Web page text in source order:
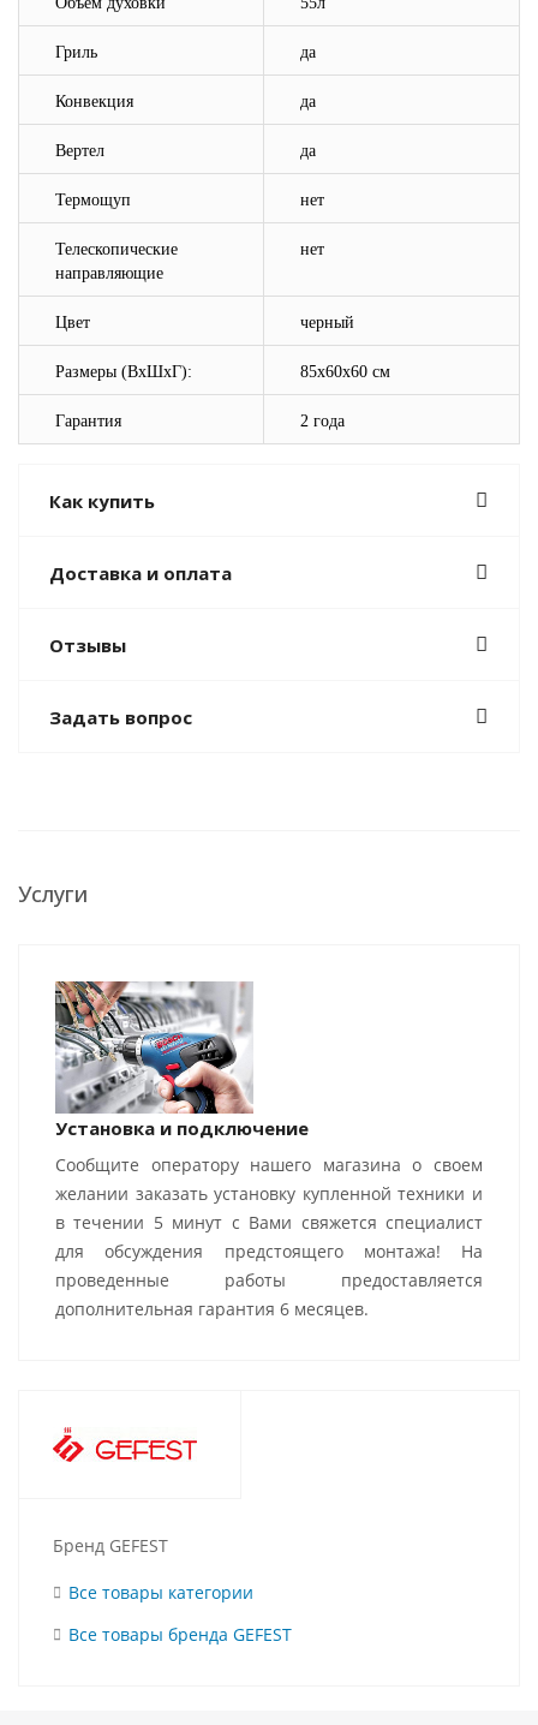
Гриль да
Конвекция да
Вертел да
Термощуп нет
Телескопические
направляющие
нет
Цвет черный
Размеры (ВхШхГ): 85x60x60 см
Гарантия 2 года
Как купить
Доставка и оплата
Отзывы
Задать вопрос
Услуги
Установка и подключение
Сообщите оператору нашего магазина о своем
желании заказать установку купленной техники и
в течении 5 минут с Вами свяжется специалист
для обсуждения предстоящего монтажа! На
проведенные работы предоставляется
дополнительная гарантия 6 месяцев.
Бренд GEFEST
Все товары категории
Все товары бренда GEFEST